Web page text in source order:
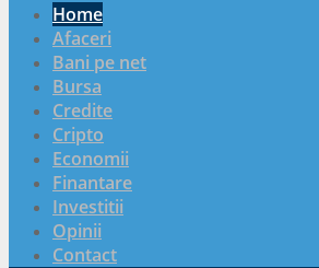
Home
Afaceri
Bani pe net
Bursa
Credite
Cripto
Economii
Finantare
Investitii
Opinii
Contact